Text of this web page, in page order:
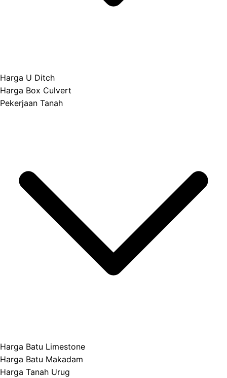
Harga U Ditch
Harga Box Culvert
Pekerjaan Tanah
Harga Batu Limestone
Harga Batu Makadam
Harga Tanah Urug